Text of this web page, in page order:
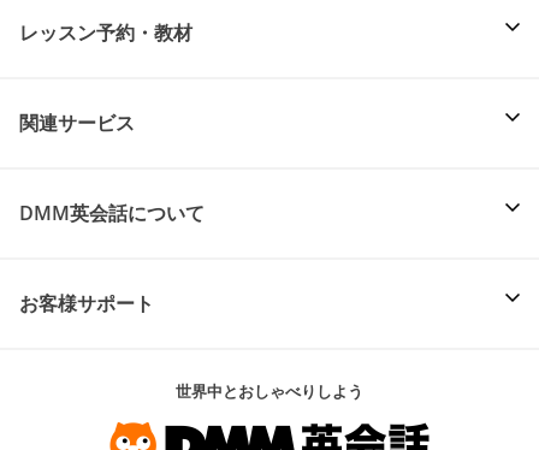
レッスン予約・教材
関連サービス
DMM英会話について
お客様サポート
世界中とおしゃべりしよう